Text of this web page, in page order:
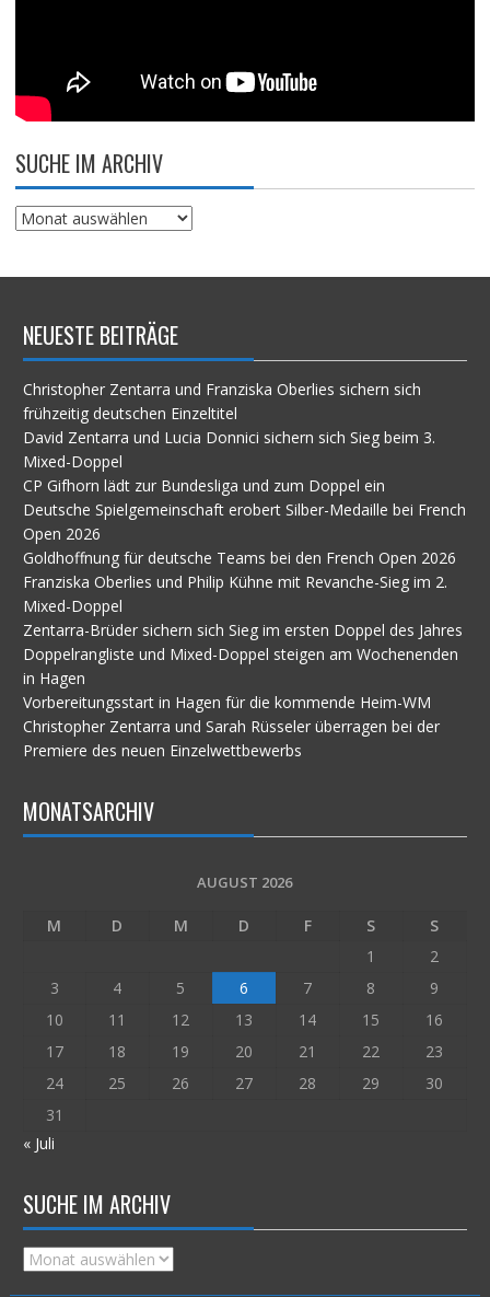
SUCHE IM ARCHIV
Suche
NEUESTE BEITRÄGE
Christopher Zentarra und Franziska Oberlies sichern sich
frühzeitig deutschen Einzeltitel
David Zentarra und Lucia Donnici sichern sich Sieg beim 3.
Mixed-Doppel
CP Gifhorn lädt zur Bundesliga und zum Doppel ein
Deutsche Spielgemeinschaft erobert Silber-Medaille bei French
Open 2026
Goldhoffnung für deutsche Teams bei den French Open 2026
Franziska Oberlies und Philip Kühne mit Revanche-Sieg im 2.
Mixed-Doppel
Zentarra-Brüder sichern sich Sieg im ersten Doppel des Jahres
Doppelrangliste und Mixed-Doppel steigen am Wochenenden
in Hagen
Vorbereitungsstart in Hagen für die kommende Heim-WM
Christopher Zentarra und Sarah Rüsseler überragen bei der
Premiere des neuen Einzelwettbewerbs
MONATSARCHIV
AUGUST 2026
M D M D F S
S
1
2
3
4 5 6 7 8
9
10
11 12 13 14 15
16
17
18 19 20 21 22
23
24
25 26 27 28 29
30
31
« Juli
SUCHE IM ARCHIV
Suche